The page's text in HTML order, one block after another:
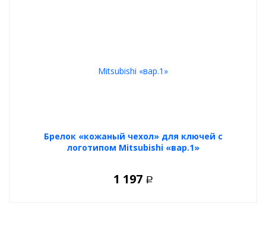
Брелок «кожаный чехол» для ключей с
логотипом Mitsubishi «вар.1»
1 197 Р